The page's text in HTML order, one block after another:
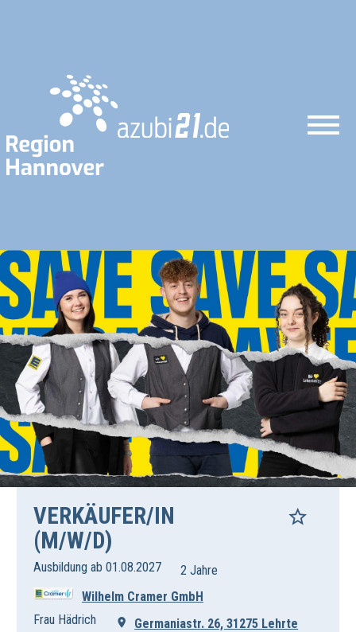
VERKÄUFER/IN
(M/W/D)
Ausbildung ab 01.08.2027
2 Jahre
Wilhelm Cramer GmbH
Frau Hädrich
Germaniastr. 26, 31275 Lehrte